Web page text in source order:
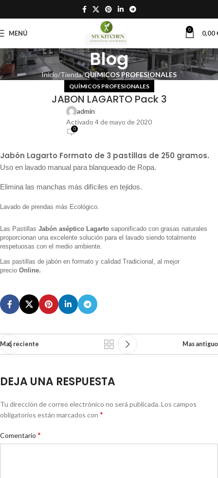
MENÚ 0 0,00
Blog
Inicio Tienda QUÍMICOS PROFESIONALES
QUÍMICOS PROFESIONALES
JABON LAGARTO Pack 3
admin
Activado 4 de mayo de 2020
0
Jabón Lagarto Formato de 3 pastillas de 250 gramos.
Uso en lavado manual para blanqueado de Ropa.
Elimina las manchas más difíciles en tejidos.
Lavado de prendas más Ecológico.
Las Pastillas Jabón aséptico Lagarto saponificado con grasas naturales
proporcionan una excelente solución para el lavado siendo totalmente
respetuosas con el medio ambiente.
Las pastillas de jabón en formato y calidad Tradicional, al mejor
precio Online.
Mas reciente Mas antiguo
DEJA UNA RESPUESTA
Tu dirección de correo electrónico no será publicada. Los campos
obligatorios están marcados con *
Comentario *